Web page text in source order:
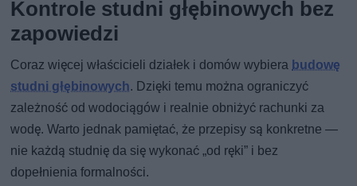
Kontrole studni głębinowych bez
zapowiedzi
Coraz więcej właścicieli działek i domów wybiera budowę
studni głębinowych. Dzięki temu można ograniczyć
zależność od wodociągów i realnie obniżyć rachunki za
wodę. Warto jednak pamiętać, że przepisy są konkretne —
nie każdą studnię da się wykonać „od ręki” i bez
dopełnienia formalności.